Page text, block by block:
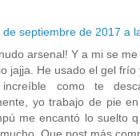
de septiembre de 2017 a
arsenal! Y a mi se
jajja. He usado el gel frío
como te
yo trabajo de pie
me encantó lo suelto